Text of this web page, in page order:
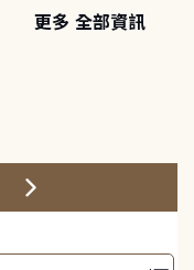
更多 全部資訊